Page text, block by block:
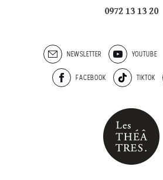
0972 13 13 20
NEWSLETTER YOUTUBE
FACEBOOK TIKTOK